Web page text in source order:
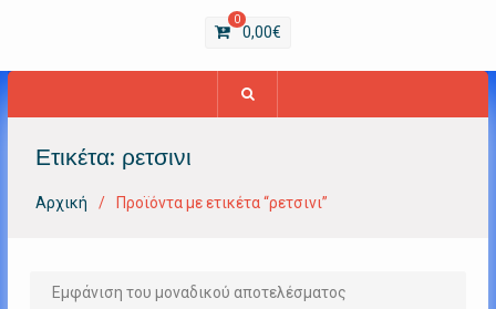
0
0,00€
Ετικέτα: ρετσινι
Αρχική Προϊόντα με ετικέτα “ρετσινι”
Εμφάνιση του μοναδικού αποτελέσματος